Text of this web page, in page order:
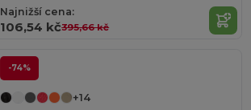
Najnižší cena:
106,54 kč395,66 kč
-74%
+14